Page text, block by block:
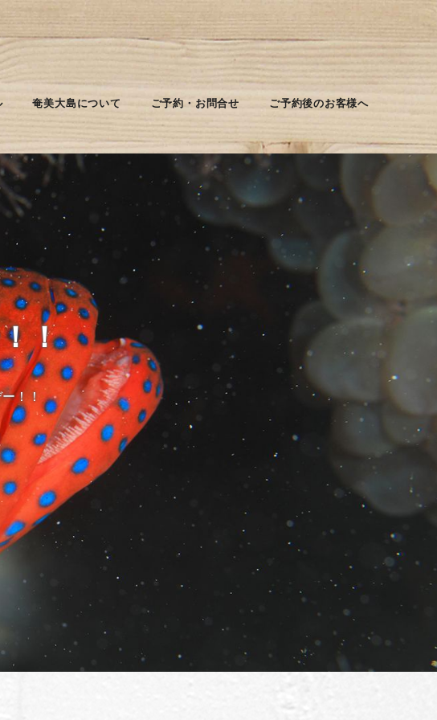
奄美大島について ご予約・お問合せ ご予約後のお客様へ
！
！！